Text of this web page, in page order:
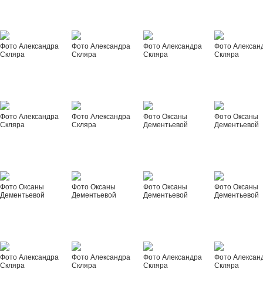
Фото Александра
Скляра
Фото Александра
Скляра
Фото Александра
Скляра
Фото
Скляра
Фото Александра
Скляра
Фото Александра
Скляра
Фото Оксаны
Дементьевой
Фото Оксаны
Дементьевой
Фото Оксаны
Дементьевой
Фото Оксаны
Дементьевой
Фото Оксаны
Дементьевой
Фото Оксаны
Дементьевой
Фото Александра
Скляра
Фото Александра
Скляра
Фото Александра
Скляра
Фото
Скляра